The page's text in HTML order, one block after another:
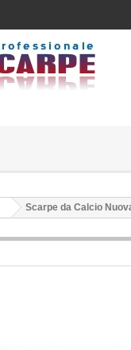
Scarpe da Calcio